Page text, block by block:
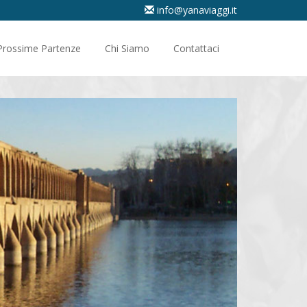
info@yanaviaggi.it
Partenze Chi Siamo Contattaci